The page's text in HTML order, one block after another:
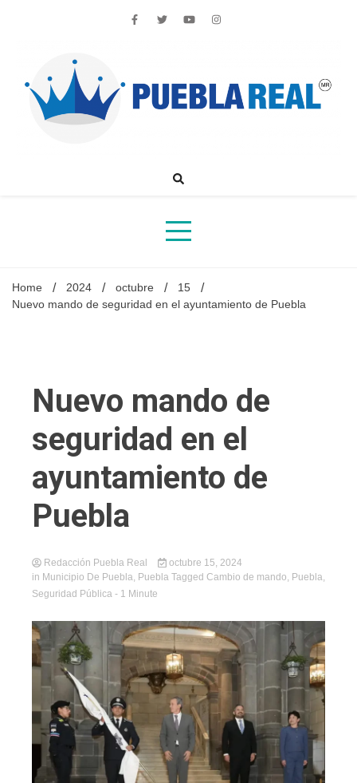
Noticias de actualidad de Puebla, México y el mundo
Home 2024 octubre
15
Nuevo mando de seguridad en el ayuntamiento de Puebla
Nuevo mando de
seguridad en el
ayuntamiento de
Puebla
Redacción Puebla Real
octubre 15, 2024
in Municipio De Puebla, Puebla Tagged Cambio de mando, Puebla,
Seguridad Pública - 1 Minute